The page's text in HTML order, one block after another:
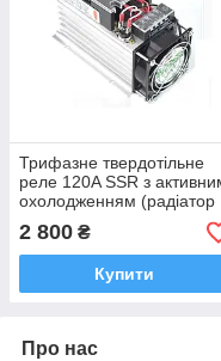
Трифазне твердотільне
реле 120A SSR з
охолодженням (радіатор
та кулер)
2 800 ₴
Купити
Про нас